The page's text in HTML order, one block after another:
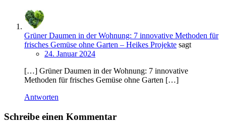
Grüner Daumen in der Wohnung: 7 innovative Methoden für
frisches Gemüse ohne Garten – Heikes Projekte sagt
24. Januar 2024
[…] Grüner Daumen in der Wohnung: 7 innovative
Methoden für frisches Gemüse ohne Garten […]
Antworten
Schreibe einen Kommentar